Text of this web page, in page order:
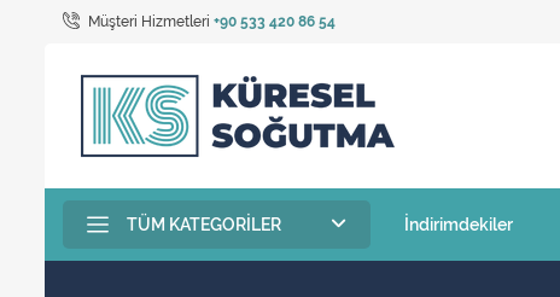
Müşteri Hizmetleri +90 533 420 86 54
TÜM KATEGORILER İndirimdekiler